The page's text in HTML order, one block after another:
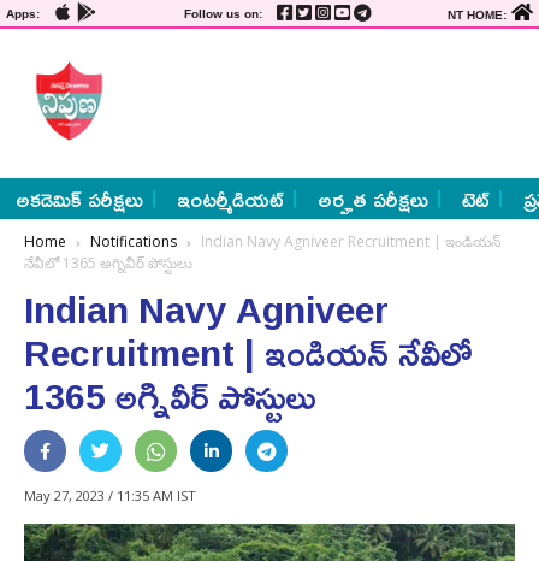
Apps: Follow us on: NT HOME:
అకడెమిక్ పరీక్షలు ఇంటర్మీడియట్ అర్హత పరీక్షలు టెట్
Home Notifications
Indian Navy Agniveer Recruitment | ఇండియన్
నేవీలో 1365 అగ్నివీర్ పోస్టులు
Indian Navy Agniveer
Recruitment | ఇండియన్ నేవీలో
1365 అగ్నివీర్ పోస్టులు
May 27, 2023 / 11:35 AM IST